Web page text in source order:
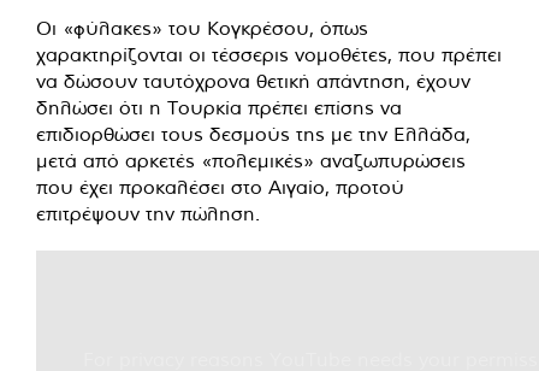
Οι «φύλακες» του Κογκρέσου, όπως
χαρακτηρίζονται οι τέσσερις νομοθέτες, που πρέπει
να δώσουν ταυτόχρονα θετική απάντηση, έχουν
δηλώσει ότι η Τουρκία πρέπει επίσης να
επιδιορθώσει τους δεσμούς της με την Ελλάδα,
μετά από αρκετές «πολεμικές» αναζωπυρώσεις
που έχει προκαλέσει στο Αιγαίο, προτού
επιτρέψουν την πώληση.